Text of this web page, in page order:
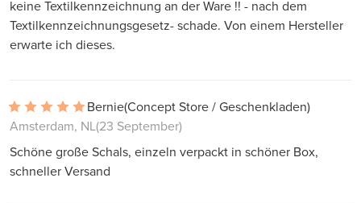
keine Textilkennzeichnung an der Ware !! - nach dem
Textilkennzeichnungsgesetz- schade. Von einem Hersteller
erwarte ich dieses.
Bernie(Concept Store / Geschenkladen)
Amsterdam, NL(23 September)
Schöne große Schals, einzeln verpackt in schöner Box,
schneller Versand